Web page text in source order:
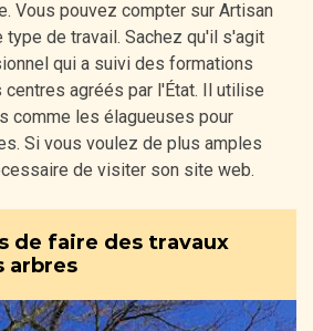
Vous pouvez compter sur Artisan
type de travail. Sachez qu'il s'agit
qui a suivi des formations
agréés par l'État. Il utilise
comme les élagueuses pour
Si vous voulez de plus amples
de visiter son site web.
de faire des travaux
arbres